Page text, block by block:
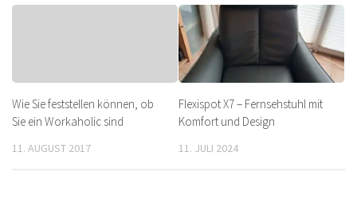
Wie Sie feststellen können, ob
Sie ein Workaholic sind
11. AUGUST 2017
Flexispot X7 – Fernsehstuhl mit
Komfort und Design
11. JULI 2024